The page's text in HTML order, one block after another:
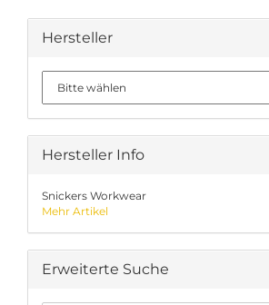
Hersteller
Hersteller Info
Snickers Workwear
Mehr Artikel
Erweiterte Suche